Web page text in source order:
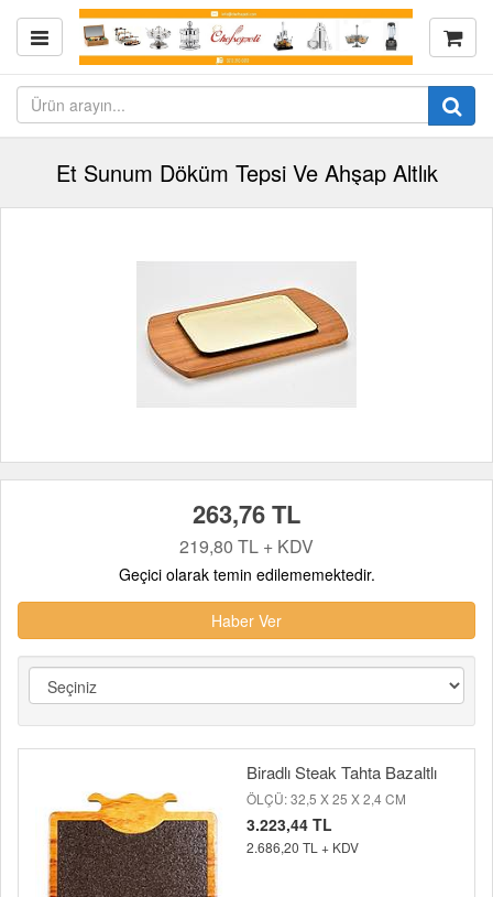
Et Sunum Döküm Tepsi Ve Ahşap Altlık
263,76 TL
219,80 TL + KDV
Geçici olarak temin edilememektedir.
Haber Ver
Biradlı Steak Tahta Bazaltlı
ÖLÇÜ: 32,5 X 25 X 2,4 CM
3.223,44 TL
2.686,20 TL + KDV